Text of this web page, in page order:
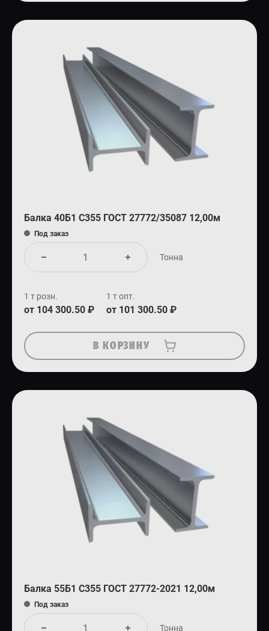
Балка 40Б1 С355 ГОСТ 27772/35087 12,00м
Под заказ
Тонна
1 т розн.
от 104 300.50 ₽
1 т опт.
от 101 300.50 ₽
В КОРЗИНУ
Балка 55Б1 С355 ГОСТ 27772-2021 12,00м
Под заказ
Тонна